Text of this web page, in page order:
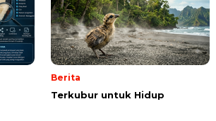
Berita
Terkubur untuk Hidup